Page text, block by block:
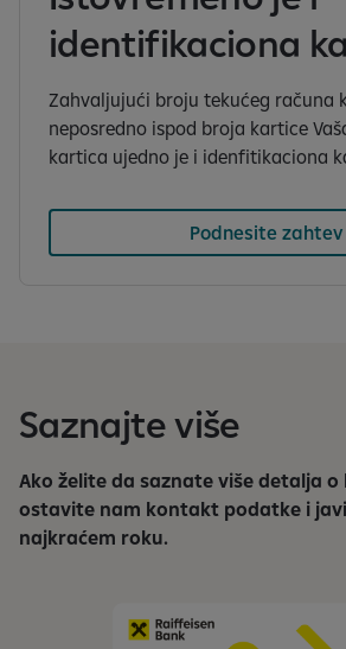
identifikaciona
Zahvaljujući broju tekućeg računa
neposredno ispod broja kartice
kartica ujedno je i idenfitikaciona
Podnesite zahtev
Saznajte više
Ako želite da saznate više detalja
ostavite nam kontakt podatke i
najkraćem roku.